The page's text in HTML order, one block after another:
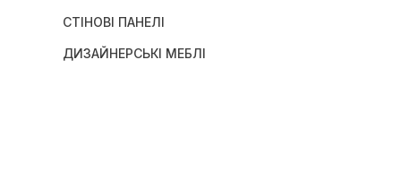
СТІНОВІ ПАНЕЛІ
ДИЗАЙНЕРСЬКІ МЕБЛІ